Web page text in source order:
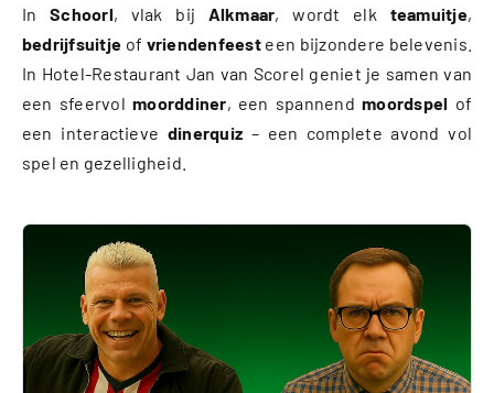
InSchoorl, vlak bij Alkmaar, wordt elk teamuitje,
bedrijfsuitje of vriendenfeesteen bijzondere belevenis.
In Hotel-Restaurant Jan van Scorel geniet je samen van
een sfeervolmoorddiner, een spannendmoordspel of
een interactieve dinerquiz – een complete avond vol
spel en gezelligheid.